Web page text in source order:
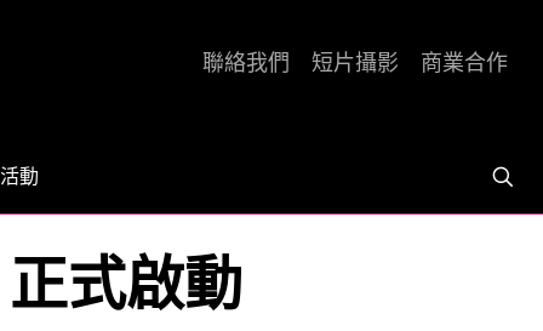
活動
聯絡我們 短片攝影 商業合作
式啟動